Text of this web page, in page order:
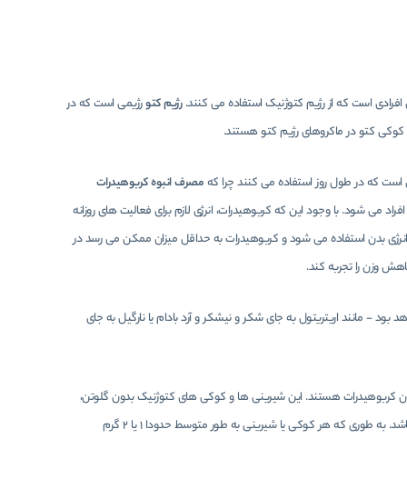
است که از رژیم کتوژنیک استفاده می کنند.رژیم کتورژیمی است که در
کتو در ماکروهای رژیم کتو هستند.
است که در طول روز استفاده می کنند چرا کهمصرف انبوه کربوهیدرات
می شود. با وجود این که کربوهیدرات، انرژی لازم برای فعالیت های روزانه
بدن استفاده می شود و کربوهیدرات به حداقل میزان ممکن می رسد در
وزن را تجربه کند.
مانند اریتریتول به جای شکر و نیشکر و آرد بادام یا نارگیل به جای
کربوهیدرات هستند. این شیرینی ها و کوکی های کتوژنیک بدون گلوتن،
کم کربوهیدرات و مناسب برای بیماران دیابتی و افرادی که رژیم های کم کربوهیدرات و کتوژنیک دارند، می باشد. به طوری که هر کوکی یا شیرینی به طور متوسط حدودا 1 یا 2 گرم